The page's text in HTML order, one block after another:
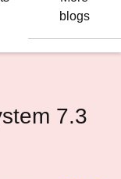
blogs
7.3